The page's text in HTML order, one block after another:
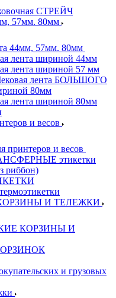
СТРЕЙЧ
57мм. 80мм
44мм, 57мм. 80мм
лента шириной 44мм
лента шириной 57 мм
лента БОЛЬШОГО
80мм
лента шириной 80мм
и весов
принтеров и весов
этикетки
риббон)
И ТЕЛЕЖКИ
КОРЗИНЫ И
и грузовых